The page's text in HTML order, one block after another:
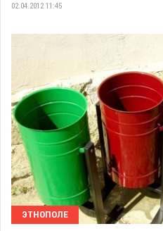
02.04.2012 11:45
ЭТНОПОЛЕ